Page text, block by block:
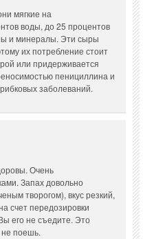
мягкие на
воды, до 25 процентов
и минералы. Эти сыры
их потребление стоит
или придерживается
пенициллина и
заболеваний.
Очень
Запах довольно
творогом), вкус резкий,
счет передозировки
его не съедите. Это
не поешь.